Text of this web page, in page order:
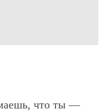
что ты —